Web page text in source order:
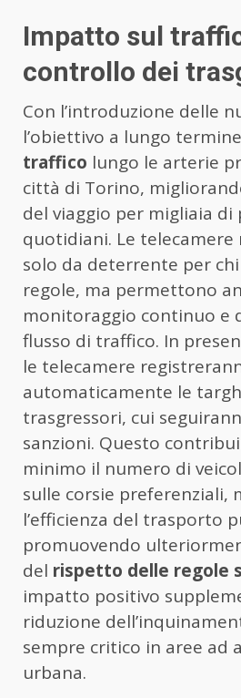
Impatto sul
controllo dei
Con l’introduzione delle
l’obiettivo a lungo
traffico lungo le arterie
città di Torino,
del viaggio per migliaia di
quotidiani. Le
solo da deterrente per
regole, ma permettono
monitoraggio continuo e
flusso di traffico. In
le telecamere
automaticamente le
trasgressori, cui
sanzioni. Questo
minimo il numero di
sulle corsie preferenziali,
l’efficienza del trasporto
promuovendo
del rispetto delle regole
impatto positivo
riduzione
sempre critico in aree ad
urbana.